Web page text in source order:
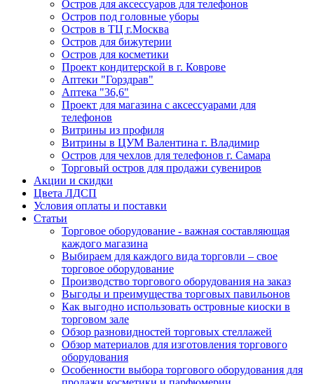
Остров для аксессуаров для телефонов
Остров под головные уборы
Остров в ТЦ г.Москва
Остров для бижутерии
Остров для косметики
Проект кондитерской в г. Коврове
Аптеки "Горздрав"
Аптека "36,6"
Проект для магазина с аксессуарами для
телефонов
Витрины из профиля
Витрины в ЦУМ Валентина г. Владимир
Остров для чехлов для телефонов г. Самара
Торговый остров для продажи сувениров
Акции и скидки
Цвета ЛДСП
Условия оплаты и поставки
Статьи
Торговое оборудование - важная составляющая
каждого магазина
Выбираем для каждого вида торговли – свое
торговое оборудование
Производство торгового оборудования на заказ
Выгоды и преимущества торговых павильонов
Как выгодно использовать островные киоски в
торговом зале
Обзор разновидностей торговых стеллажей
Обзор материалов для изготовления торгового
оборудования
Особенности выбора торгового оборудования для